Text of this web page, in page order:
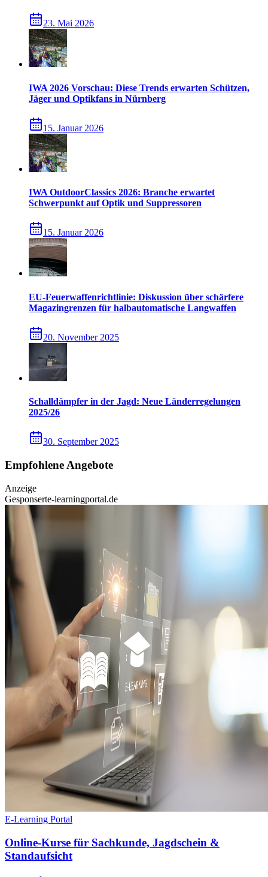
23. Mai 2026
IWA 2026 Vorschau: Diese Trends erwarten Schützen,
Jäger und Optikfans in Nürnberg
15. Januar 2026
IWA OutdoorClassics 2026: Branche erwartet
Schwerpunkt auf Optik und Suppressoren
15. Januar 2026
EU-Feuerwaffenrichtlinie: Diskussion über schärfere
Magazingrenzen für halbautomatische Langwaffen
20. November 2025
Schalldämpfer in der Jagd: Neue Länderregelungen
2025/26
30. September 2025
Empfohlene Angebote
Anzeige
Gesponserte-learningportal.de
E-Learning Portal
Online-Kurse für Sachkunde, Jagdschein &
Standaufsicht